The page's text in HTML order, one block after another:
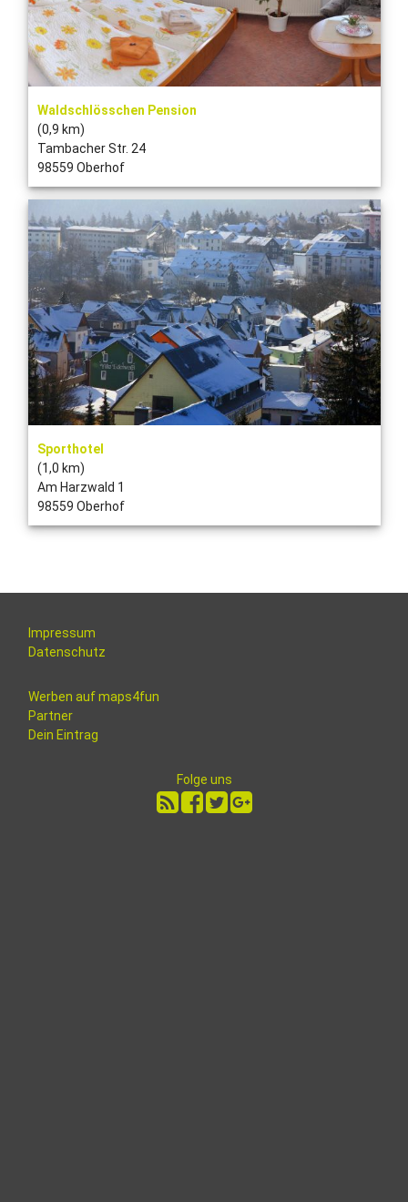
Waldschlösschen Pension
(0,9 km)
Tambacher Str. 24
98559 Oberhof
Sporthotel
(1,0 km)
Am Harzwald 1
98559 Oberhof
Impressum
Datenschutz
Werben auf maps4fun
Partner
Dein Eintrag
Folge uns